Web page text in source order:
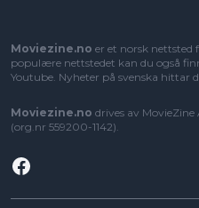
Moviezine.no er et norsk nettsted
populære nettstedet kan du også
Youtube. Nyheter på svenska hittar
Moviezine.no drives av MovieZine
(org.nr 559200-1142).
Facebook